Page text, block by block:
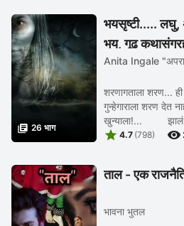
 26 भाग
भयसृष्टी..... लघु, अतिलघु (अलक)
Anita Ingale
शरणागताला शरण...
गुन्हेगाराला शरण देत
खुन्याला!... झालं
बाचाबाचीचं रूपांतर ...
 4.7 (798) 
ताल - एक
भावना भुतल